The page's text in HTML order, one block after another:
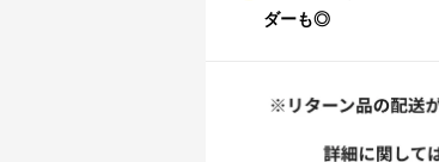
ダーも◎